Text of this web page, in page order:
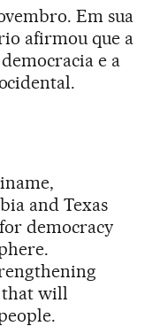
Em sua
afirmou que a
e a
and Texas
democracy
will